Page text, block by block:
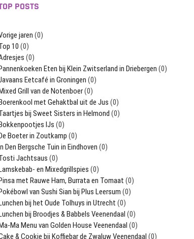
POSTS
jaren (0)
10 (0)
(0)
Eten bij Klein Zwitserland in Driebergen (0)
Eetcafé in Groningen (0)
Grill van de Notenboer(0)
met Gehaktbal uit de Jus (0)
bij Sweet Sisters in Helmond (0)
IJs (0)
Boeter in Zoutkamp (0)
Den Bergsche Tuin in Eindhoven (0)
Jachtsaus (0)
en Mixedgrillspies (0)
met Rauwe Ham, Burrata en Tomaat (0)
van Sushi Sian bij Plus Leersum (0)
bij het Oude Tolhuys in Utrecht (0)
bij Broodjes & Babbels Veenendaal (0)
Ma Menu van Golden House Veenendaal (0)
& Cookie bij Koffiebar de Zwaluw Veenendaal (0)